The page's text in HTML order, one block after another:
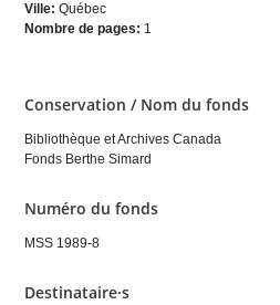
Ville:Québec
Nombre de pages: 1
Conservation / Nom du fonds
Bibliothèque et Archives Canada
Fonds Berthe Simard
Numéro du fonds
MSS 1989-8
Destinataire·s